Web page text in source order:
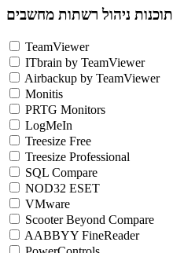
תוכנות ניהול רשתות מחשבים
TeamViewer
ITbrain by TeamViewer
Airbackup by TeamViewer
Monitis
PRTG Monitors
LogMeIn
Treesize Free
Treesize Professional
SQL Compare
NOD32 ESET
VMware
Scooter Beyond Compare
AABBYY FineReader